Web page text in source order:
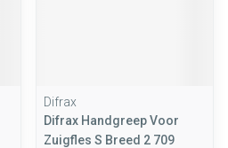
Difrax
Difrax Handgreep Voor
Zuigfles S Breed 2 709